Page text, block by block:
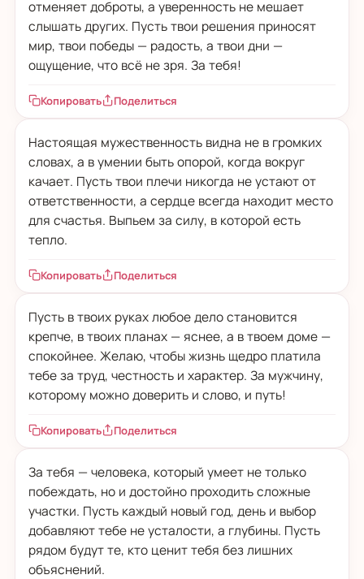
отменяет доброты, а уверенность не мешает
слышать других. Пусть твои решения приносят
мир, твои победы — радость, а твои дни —
ощущение, что всё не зря. За тебя!
Копировать Поделиться
Настоящая мужественность видна не в громких
словах, а в умении быть опорой, когда вокруг
качает. Пусть твои плечи никогда не устают от
ответственности, а сердце всегда находит место
для счастья. Выпьем за силу, в которой есть
тепло.
Копировать Поделиться
Пусть в твоих руках любое дело становится
крепче, в твоих планах — яснее, а в твоем доме —
спокойнее. Желаю, чтобы жизнь щедро платила
тебе за труд, честность и характер. За мужчину,
которому можно доверить и слово, и путь!
Копировать Поделиться
За тебя — человека, который умеет не только
побеждать, но и достойно проходить сложные
участки. Пусть каждый новый год, день и выбор
добавляют тебе не усталости, а глубины. Пусть
рядом будут те, кто ценит тебя без лишних
объяснений.